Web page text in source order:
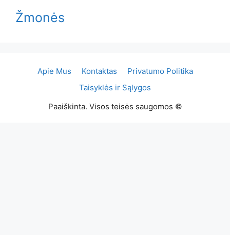
Žmonės
Apie Mus Kontaktas
Privatumo Politika
Taisyklės ir Sąlygos
Paaiškinta. Visos teisės saugomos ©